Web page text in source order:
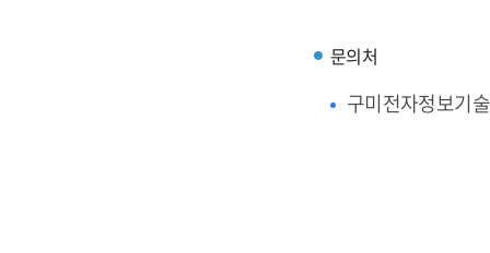
문의처
구미전자정보기